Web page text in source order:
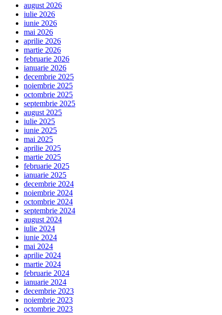
august 2026
iulie 2026
iunie 2026
mai 2026
aprilie 2026
martie 2026
februarie 2026
ianuarie 2026
decembrie 2025
noiembrie 2025
octombrie 2025
septembrie 2025
august 2025
iulie 2025
iunie 2025
mai 2025
aprilie 2025
martie 2025
februarie 2025
ianuarie 2025
decembrie 2024
noiembrie 2024
octombrie 2024
septembrie 2024
august 2024
iulie 2024
iunie 2024
mai 2024
aprilie 2024
martie 2024
februarie 2024
ianuarie 2024
decembrie 2023
noiembrie 2023
octombrie 2023